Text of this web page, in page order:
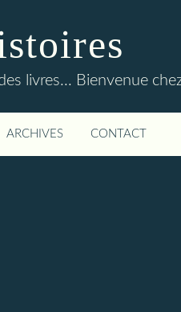
livres... Bienvenue
ARCHIVES CONTACT